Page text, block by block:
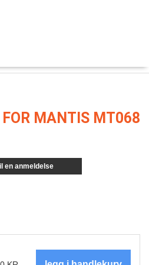
MANTIS MT068
en anmeldelse